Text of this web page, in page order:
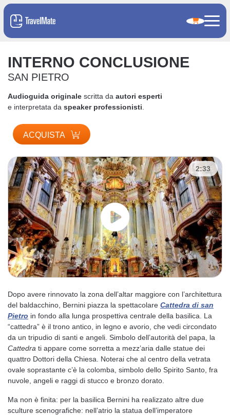
INTERNO CONCLUSIONE
SAN PIETRO
Audioguida originale scritta da autori esperti
e interpretata da speaker professionisti
ACQUISTA
2:33
Dopo avere rinnovato la zona dell’altar maggiore con l’architettura
del baldacchino, Bernini piazza la spettacolare Cattedra di san
Pietro in fondo alla lunga prospettiva centrale della basilica. La
“cattedra” è il trono antico, in legno e avorio, che vedi circondato
da un tripudio di santi e angeli. Simbolo dell’autorità del papa, la
Cattedra ti appare come sorretta a mezz’aria dalle statue dei
quattro Dottori della Chiesa. Noterai che al centro della vetrata
ovale soprastante c’è la colomba, simbolo dello Spirito Santo, fra
nuvole, angeli e raggi di stucco e bronzo dorato.
Ma non è finita: per la basilica Bernini ha realizzato altre due
sculture scenografiche: nell’atrio la statua dell’imperatore